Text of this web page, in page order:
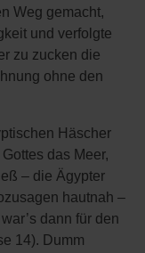
Weg gemacht,
und verfolgte
zu zucken die
ohne den
Häscher
das Meer,
– die Ägypter
hautnah –
dann für den
14). Dumm